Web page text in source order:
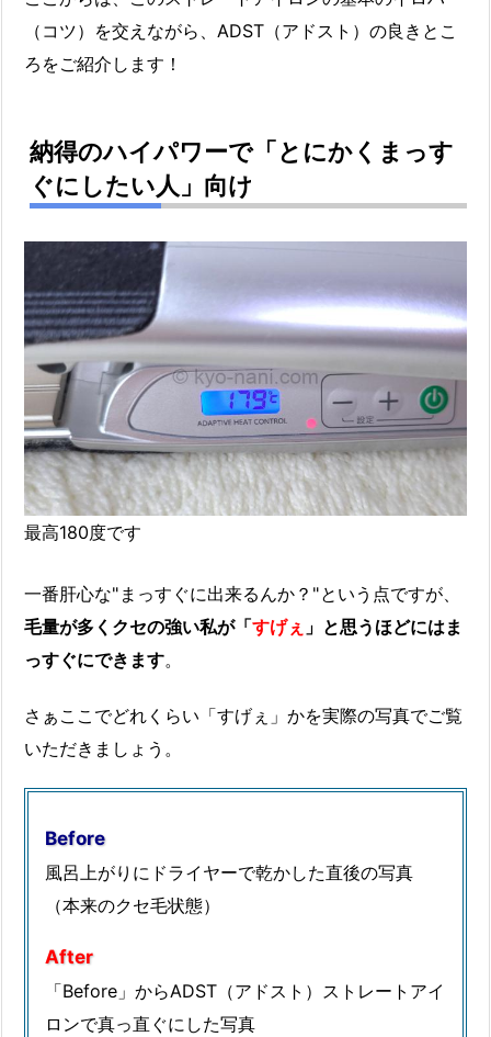
（コツ）を交えながら、ADST（アドスト）の良きとこ
ろをご紹介します！
納得のハイパワーで「とにかくまっす
ぐにしたい人」向け
最高180度です
一番肝心な"まっすぐに出来るんか？"という点ですが、
毛量が多くクセの強い私が「すげぇ 」と思うほどにはま
っすぐにできます。
さぁここでどれくらい「すげぇ」かを実際の写真でご覧
いただきましょう。
Before
風呂上がりにドライヤーで乾かした直後の写真
（本来のクセ毛状態）
After
「Before」からADST（アドスト）ストレートアイ
ロンで真っ直ぐにした写真